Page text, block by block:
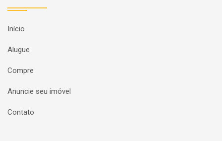
Início
Alugue
Compre
Anuncie seu imóvel
Contato